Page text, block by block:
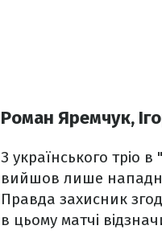
Роман Яремчук,
З українського тріо
вийшов лише
Правда захисник
в цьому матчі